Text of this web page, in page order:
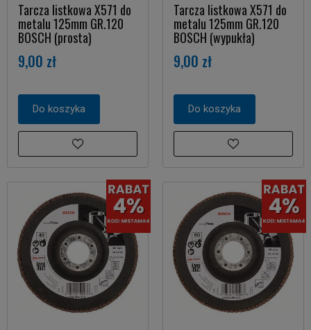
Tarcza listkowa X571 do
metalu 125mm GR.120
BOSCH (prosta)
9,00 zł
Do koszyka
Tarcza listkowa X571 do
metalu 125mm GR.120
BOSCH (wypukła)
9,00 zł
Do koszyka